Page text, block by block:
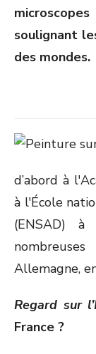
soulignant
des mondes.
d’abord à
à l'École
(ENSAD)
Allemagne,
Regard sur
France ?